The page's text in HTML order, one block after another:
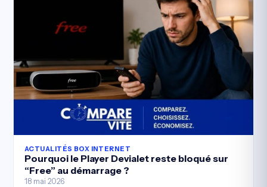
ACTUALITÉS BOX INTERNET
Pourquoi le Player Devialet reste bloqué sur
“Free” au démarrage ?
18 mai 2026